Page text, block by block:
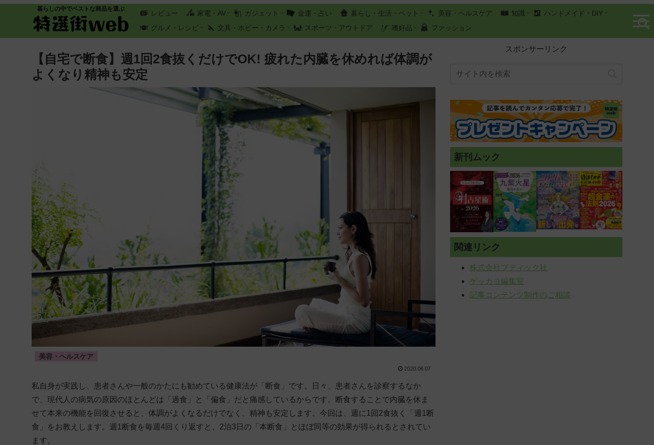
暮らしの中でベストな商品を選ぶ
レビュー 家電・AV ガジェット 金運・占い 暮らし・生活・ペット 美容・ヘルスケア 知識
ハンドメイド・DIY
グルメ・レシピ
文具・ホビー・カメラ スポーツ・アウトドア 嗜好品 ファッション
【自宅で断食】週1回2食抜くだけでOK! 疲れた内臓を休めれば体調が
よくなり精神も安定
美容・ヘルスケア
2020.06.07
私自身が実践し、患者さんや一般のかたにも勧めている健康法が「断食」です。日々、患者さんを診察するなか
で、現代人の病気の原因のほとんどは「過食」と「偏食」だと痛感しているからです。断食することで内臓を休ま
せて本来の機能を回復させると、体調がよくなるだけでなく、精神も安定します。今回は、週に1回2食抜く「週1断
食」をお教えします。週1断食を毎週4回くり返すと、2泊3日の「本断食」とほぼ同等の効果が得られるとされてい
ます。
スポンサーリンク
新刊ムック
関連リンク
株式会社ブティック社
ゲッカヨ編集室
記事コンテンツ制作のご相談